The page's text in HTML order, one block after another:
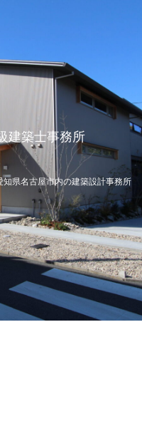
建築士事務所
県名古屋市内の建築設計事務所